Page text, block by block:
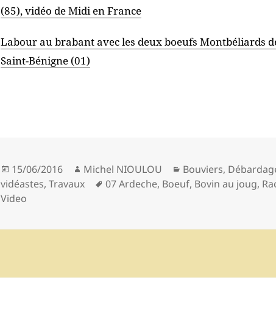
(85), vidéo de Midi en France
Labour au brabant avec les deux boeufs Montbéliards
Saint-Bénigne (01)
Publié
le
15/06/2016 Auteur
Michel NIOULOU Catégories
Bouviers,
vidéastes,Travaux
Mots-
07 Ardeche, Boeuf, Bovin au joug,
Video